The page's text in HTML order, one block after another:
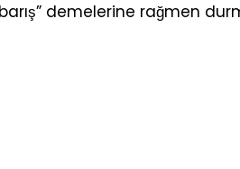
demelerine rağmen